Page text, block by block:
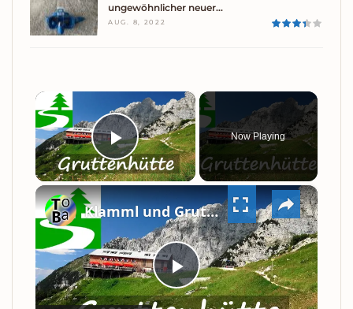
ungewöhnlicher neuer…
AUG. 8, 2022
×
PLAY
VIDEO
Now Playing
×
PLAY
Klamml und Gruttenhütte im Wilden Kaiser